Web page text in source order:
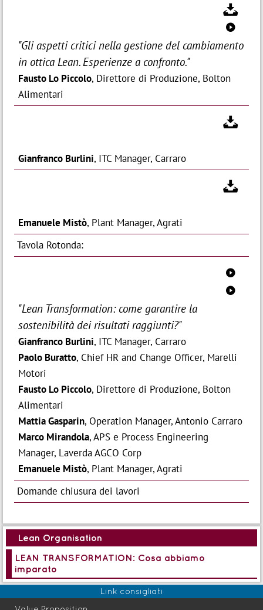
"Gli aspetti critici nella gestione del cambiamento
in ottica Lean. Esperienze a confronto."
Fausto Lo Piccolo, Direttore di Produzione, Bolton
Alimentari

0
Gianfranco Burlini, ITC Manager, Carraro

Emanuele Mistò, Plant Manager, Agrati

Tavola Rotonda:
"Lean Transformation: come garantire la
sostenibilità dei risultati raggiunti?"
Gianfranco Burlini, ITC Manager, Carraro
Paolo Buratto, Chief HR and Change Officer, Marelli
Motori
Fausto Lo Piccolo, Direttore di Produzione, Bolton
Alimentari
Mattia Gasparin, Operation Manager, Antonio Carraro
Marco Mirandola, APS e Process Engineering
Manager, Laverda AGCO Corp
Emanuele Mistò, Plant Manager, Agrati
0
0
Domande chiusura dei lavori
Lean Organisation
LEAN TRANSFORMATION: Cosa abbiamo
imparato
Link consigliati